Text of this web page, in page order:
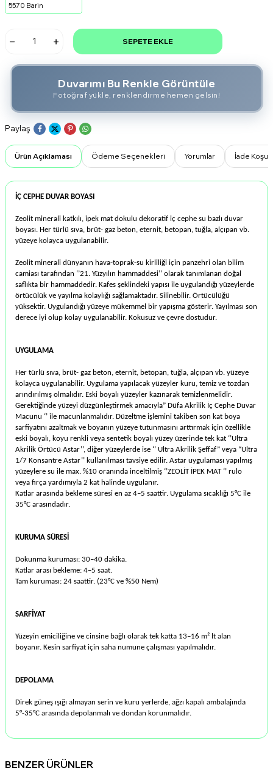
5570 Barin
SEPETE EKLE
Duvarımı Bu Renkle Görüntüle
Fotoğraf yükle, renklendirme hemen gelsin!
Paylaş
Ürün Açıklaması Ödeme Seçenekleri Yorumlar İade
İÇ CEPHE DUVAR BOYASI
Zeolit minerali katkılı, ipek mat dokulu dekoratif iç cephe su bazlı duvar
boyası. Her türlü sıva, brüt- gaz beton, eternit, betopan, tuğla, alçıpan vb.
yüzeye kolayca uygulanabilir.
Zeolit minerali dünyanın hava-toprak-su kirliliği için panzehri olan bilim
camiası tarafından ‘’21. Yüzyılın hammaddesi’’ olarak tanımlanan doğal
saﬂıkta bir hammaddedir. Kafes şeklindeki yapısı ile uygulandığı yüzeylerde
örtücülük ve yayılma kolaylığı sağlamaktadır. Silinebilir. Örtücülüğü
yüksektir. Uygulandığı yüzeye mükemmel bir yapışma gösterir. Yayılması son
derece iyi olup kolay uygulanabilir. Kokusuz ve çevre dostudur.
UYGULAMA
Her türlü sıva, brüt- gaz beton, eternit, betopan, tuğla, alçıpan vb. yüzeye
kolayca uygulanabilir. Uygulama yapılacak yüzeyler kuru, temiz ve tozdan
arındırılmış olmalıdır. Eski boyalı yüzeyler kazınarak temizlenmelidir.
Gerektiğinde yüzeyi düzgünleştirmek amacıyla” Düfa Akrilik İç Cephe Duvar
Macunu ‘’ ile macunlanmalıdır. Düzeltme işlemini takiben son kat boya
sarfiyatını azaltmak ve boyanın yüzeye tutunmasını arttırmak için özellikle
eski boyalı, koyu renkli veya sentetik boyalı yüzey üzerinde tek kat ‘’Ultra
Akrilik Örtücü Astar’’, diğer yüzeylerde ise ‘’ Ultra Akrilik Şeﬀaf” veya “Ultra
1/7 Konsantre Astar’’ kullanılması tavsiye edilir. Astar uygulaması yapılmış
yüzeylere su ile max. %10 oranında inceltilmiş ‘’ZEOLİT İPEK MAT ‘’ rulo
veya fırça yardımıyla 2 kat halinde uygulanır.
Katlar arasında bekleme süresi en az 4–5 saattir. Uygulama sıcaklığı 5°C ile
35°C arasındadır.
KURUMA SÜRESİ
Dokunma kuruması: 30–40 dakika.
Katlar arası bekleme: 4–5 saat.
Tam kuruması: 24 saattir. (23°C ve %50 Nem)
SARFİYAT
Yüzeyin emiciliğine ve cinsine bağlı olarak tek katta 13–16 m² lt alan
boyanır. Kesin sarfiyat için saha numune çalışması yapılmalıdır.
DEPOLAMA
Direk güneş ışığı almayan serin ve kuru yerlerde, ağzı kapalı ambalajında
5°-35°C arasında depolanmalı ve dondan korunmalıdır.
BENZER ÜRÜNLER